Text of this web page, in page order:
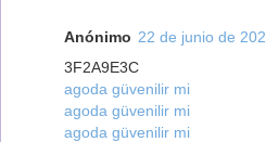
Anónimo 22 de junio de
3F2A9E3C
agoda güvenilir mi
agoda güvenilir mi
agoda güvenilir mi